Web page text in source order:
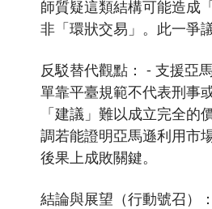
師質疑這類結構可能造成
非「環狀交易」。此一爭
反駁替代觀點： - 支援亞
單靠平臺規範不代表刑事
「建議」難以成立完全
調若能證明亞馬遜利用市
後果上成敗關鍵。
結論與展望（行動號召）